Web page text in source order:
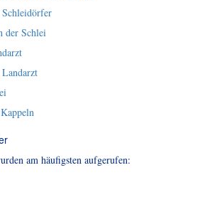
der Schlei
am häufigsten aufgerufen: